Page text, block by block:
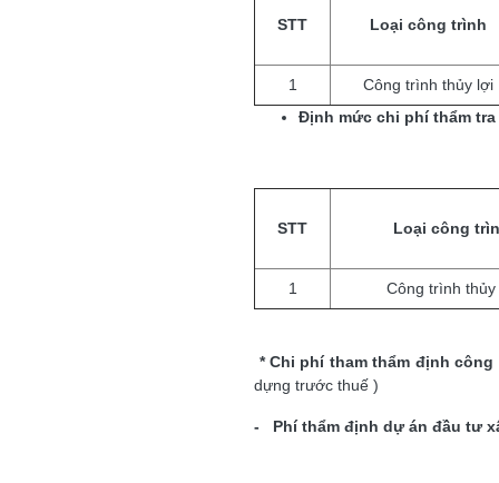
STT Loại công trình
1
Công trình thủy lợi
Định mức chi phí thẩm
STT Loại công
1 Công trình thủy
* Chi phí tham thẩm định
dựng trước thuế )
- Phí thẩm định dự án đầu tư